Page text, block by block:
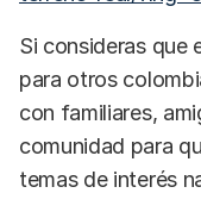
Si consideras que
para otros
con familiares,
comunidad para
temas de interés